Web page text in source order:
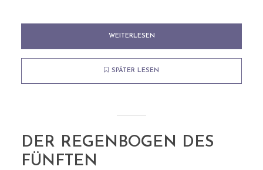
WEITERLESEN
SPÄTER LESEN
DER REGENBOGEN DES
FÜNFTEN